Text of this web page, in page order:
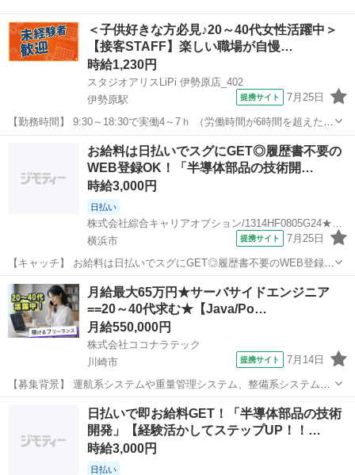
＜子供好きな方必見♪20～40代女性活躍中＞
【接客STAFF】楽しい職場が自慢…
時給1,230円
スタジオアリスLiPi 伊勢原店_402
伊勢原駅
提携サイト 7月25日
【勤務時間】 9:30～18:30で実働4～7ｈ （労働時間が6時間を超えた場
合の休憩時間は法定通り） ◆土日含む週2日～・1日4ｈ～OK ◎残業な
告♪ ...
伊勢原市 伊勢原駅 その他
お給料は日払いでスグにGET◎履歴書不要の
WEB登録OK！「半導体部品の技術開…
時給3,000円
日払い
株式会社綜合キャリアオプション/1314HF0805G24★30-S
横浜市
提携サイト 7月25日
【キャッチ】 お給料は日払いでスグにGET◎履歴書不要のWEB登録
OK！「半導体部品の技術開発」高時給3000円！福浦周辺！20代～40
代のスタッフが多数活躍中★ 【コメント】 製造のお仕事をお探しの方
必見！ 「経験ない...
神奈川 横浜市 エンジニア
月給最大65万円★サーバサイドエンジニア
==20～40代求む★【Java/Po…
月給550,000円
株式会社ココナラテック
川崎市
提携サイト 7月14日
【募集背景】 運航系システムや重量管理システム、整備系システムな
どで管理されている運航系情報を統合し、運航便単位や機材単位で横
串に参照できる新たなデータ基盤とポータルサイトを構築するための
プロジェクトになります。 【作業内...
川崎市 エンジニア
日払いで即お給料GET！「半導体部品の技術
開発」【経験活かしてステップUP！！…
時給3,000円
日払い